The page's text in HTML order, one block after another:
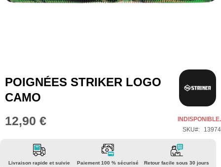
Skip
the
beginning
of
gallery
POIGNÉES STRIKER LOGO
CAMO
12,90 €
INDISPONIBLE.
SKU
13974
Livraison rapide et suivie Paiement 100 % sécurisé Retour facile sous 30 jours